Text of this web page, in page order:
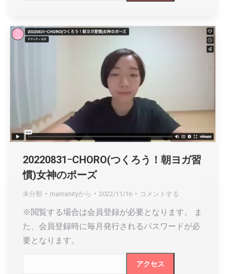
20220831ｰCHORO(つくろう！朝ヨガ習
慣)女神のポーズ
未分類 mamanityから 2022/11/16 コメントする
※閲覧する場合は会員登録が必要となります。 ま
た、会員登録時に毎月発行されるパスワードが必
要となります。